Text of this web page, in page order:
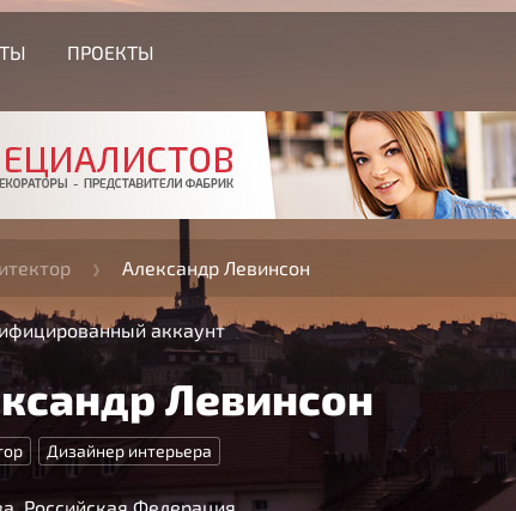
ПРОЕКТЫ
Александр Левинсон
аккаунт
Левинсон
Дизайнер интерьера